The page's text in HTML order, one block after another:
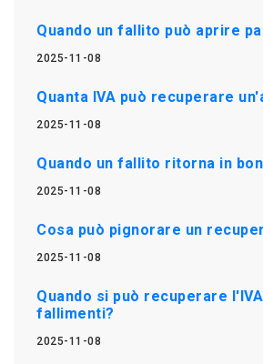
Quando un fallito può aprire
2025-11-08
Quanta IVA può recuperare
2025-11-08
Quando un fallito ritorna in
2025-11-08
Cosa può pignorare un
2025-11-08
Quando si può recuperare
fallimenti?
2025-11-08